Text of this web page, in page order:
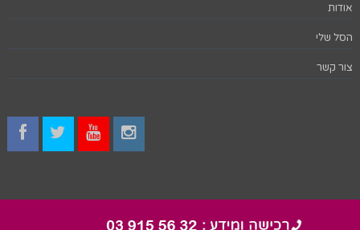
אודות
הסל שלי
צור קשר